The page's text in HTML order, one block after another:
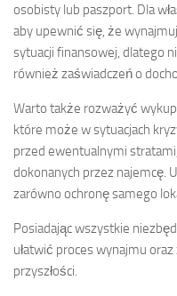
osobisty lub paszport. Dla
aby upewnić się, że
sytuacji finansowej, dlatego
również zaświadczeń o
Warto także rozważyć
które może w sytuacjach
przed ewentualnymi
dokonanych przez najemcę.
zarówno ochronę samego
Posiadając wszystkie
ułatwić proces wynajmu
przyszłości.